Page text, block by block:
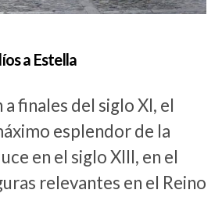
a Estella
finales del siglo XI, el
esplendor de la
en el siglo XIII, en el
relevantes en el Reino